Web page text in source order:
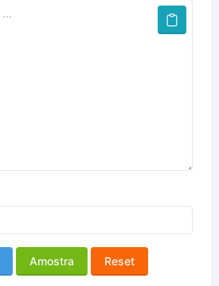
Amostra Reset